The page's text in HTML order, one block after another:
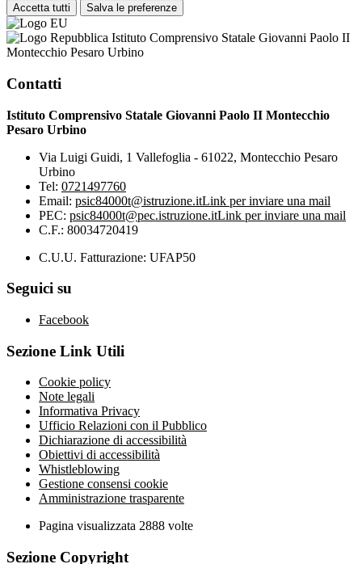
Accetta tutti Salva le preferenze
Istituto Comprensivo Statale Giovanni Paolo II
Montecchio Pesaro Urbino
Contatti
Istituto Comprensivo Statale Giovanni Paolo II Montecchio
Pesaro Urbino
Via Luigi Guidi, 1 Vallefoglia - 61022, Montecchio Pesaro
Urbino
Tel: 0721497760
Email: psic84000t@istruzione.itLink per inviare una mail
PEC: psic84000t@pec.istruzione.itLink per inviare una mail
C.F.: 80034720419
C.U.U. Fatturazione: UFAP50
Seguici su
Facebook
Sezione Link Utili
Cookie policy
Note legali
Informativa Privacy
Ufficio Relazioni con il Pubblico
Dichiarazione di accessibilità
Obiettivi di accessibilità
Whistleblowing
Gestione consensi cookie
Amministrazione trasparente
Pagina visualizzata 2888 volte
Sezione Copyright